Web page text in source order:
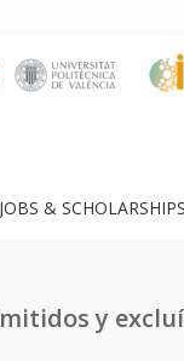
JOBS & SCHOLARSHIPS
y